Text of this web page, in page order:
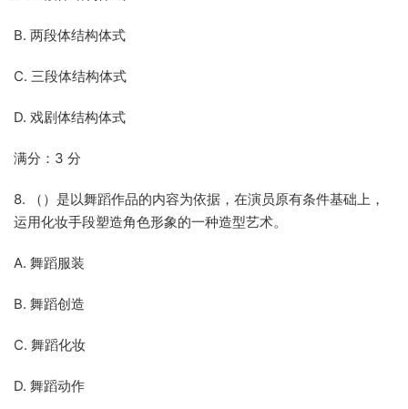
B. 两段体结构体式
C. 三段体结构体式
D. 戏剧体结构体式
满分：3 分
8. （）是以舞蹈作品的内容为依据，在演员原有条件基础上，
运用化妆手段塑造角色形象的一种造型艺术。
A. 舞蹈服装
B. 舞蹈创造
C. 舞蹈化妆
D. 舞蹈动作